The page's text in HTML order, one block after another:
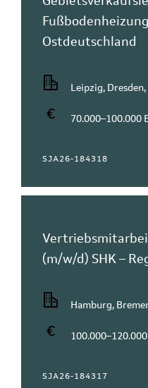
Ostdeutschland
Leipzig,
70.000–100.000
SJA26-184318
(m/w/d) SHK –
Hamburg,
SJA26-184317